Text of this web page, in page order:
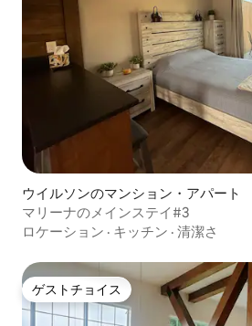
ウイルソンのマンション・アパート
マリーナのメインステイ#3
ロケーション · キッチン · 清潔さ
ゲストチョイス
ゲストチョイス